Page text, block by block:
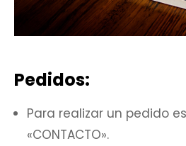
Pedidos:
Para realizar un pedido
«CONTACTO».